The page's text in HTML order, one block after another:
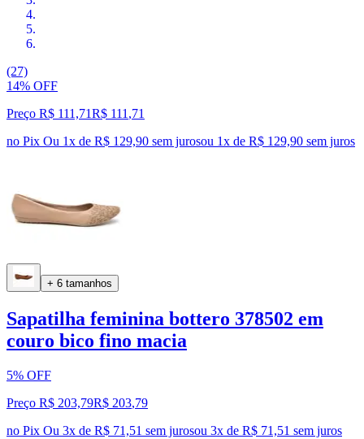
(27)
14% OFF
Preço R$ 111,71R$ 111 ,71
no Pix Ou 1x de R$ 129,90 sem jurosou 1x de R$ 129,90 sem juros
+ 6 tamanhos
Sapatilha feminina bottero 378502 em
couro bico fino macia
5% OFF
Preço R$ 203,79R$ 203,79
no Pix Ou 3x de R$ 71,51 sem jurosou 3x de R$ 71,51 sem juros